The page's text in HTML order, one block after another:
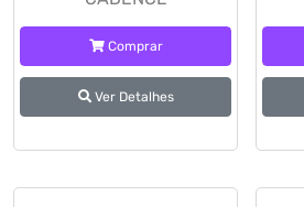
Comprar
Ver Detalhes